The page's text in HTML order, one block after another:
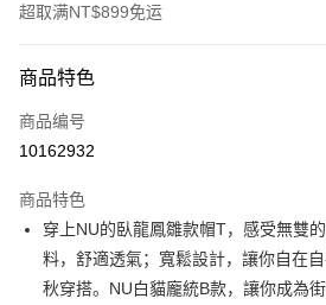
超取满NT$899免运
信用卡一次付款
信用卡分期付款
合作金库商业银行
华南商业银行
彰化
上海商业储蓄银行
台北
国泰世华商业银行
兆丰
6期 0利率，每期
华南商业银行
彰化
上海商业储蓄银行
台北
12期 0利率，每期NT$45
合作金库商业银行
第一
超商取货付款
商品特色
商品编号
10162932
商品特色
穿上NU的臥龍鳳雛款帽T，感受無雙
料，舒適透氣；寬鬆設計，讓你自在
秋穿搭。NU白貓龐統B款，讓你成為街